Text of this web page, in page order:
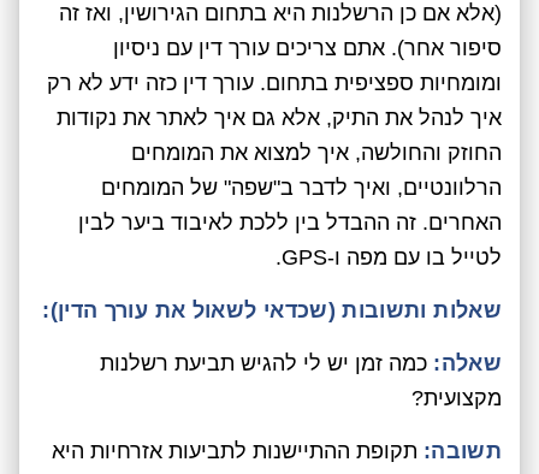
(אלא אם כן הרשלנות היא בתחום הגירושין, ואז זה
סיפור אחר). אתם צריכים עורך דין עם ניסיון
ומומחיות ספציפית בתחום. עורך דין כזה ידע לא רק
איך לנהל את התיק, אלא גם איך לאתר את נקודות
החוזק והחולשה, איך למצוא את המומחים
הרלוונטיים, ואיך לדבר ב"שפה" של המומחים
האחרים. זה ההבדל בין ללכת לאיבוד ביער לבין
לטייל בו עם מפה ו-GPS.
שאלות ותשובות (שכדאי לשאול את עורך הדין):
שאלה: כמה זמן יש לי להגיש תביעת רשלנות
מקצועית?
תשובה: תקופת ההתיישנות לתביעות אזרחיות היא